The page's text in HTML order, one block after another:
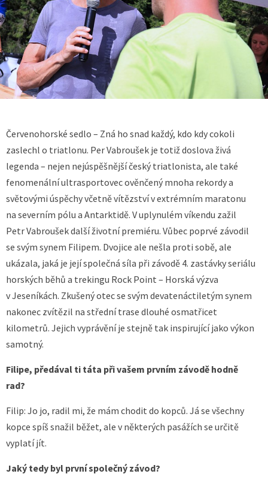
Červenohorské sedlo – Zná ho snad každý, kdo kdy cokoli
zaslechl o triatlonu. Per Vabroušek je totiž doslova živá
legenda – nejen nejúspěšnější český triatlonista, ale také
fenomenální ultrasportovec ověnčený mnoha rekordy a
světovými úspěchy včetně vítězství v extrémním maratonu
na severním pólu a Antarktidě. V uplynulém víkendu zažil
Petr Vabroušek další životní premiéru. Vůbec poprvé závodil
se svým synem Filipem. Dvojice ale nešla proti sobě, ale
ukázala, jaká je její společná síla při závodě 4. zastávky seriálu
horských běhů a trekingu Rock Point – Horská výzva
v Jeseníkách. Zkušený otec se svým devatenáctiletým synem
nakonec zvítězil na střední trase dlouhé osmatřicet
kilometrů. Jejich vyprávění je stejně tak inspirující jako výkon
samotný.
Filipe, předával ti táta při vašem prvním závodě hodně
rad?
Filip: Jo jo, radil mi, že mám chodit do kopců. Já se všechny
kopce spíš snažil běžet, ale v některých pasážích se určitě
vyplatí jít.
Jaký tedy byl první společný závod?